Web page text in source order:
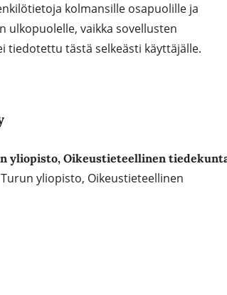
kolmansille osapuolille ja
ulkopuolelle, vaikka sovellusten
tiedotettu tästä selkeästi käyttäjälle.
yliopisto, Oikeustieteellinen
Turun yliopisto, Oikeustieteellinen